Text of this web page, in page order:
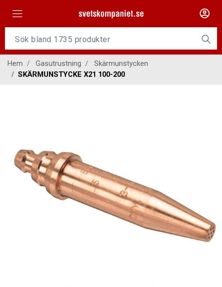
Slangpaket
Gasutrustning
Kontakt
Hem Gasutrustning
Skärmunstycken
SKÄRMUNSTYCKE X21 100-200